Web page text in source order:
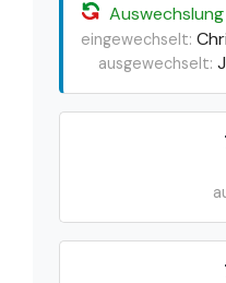
Auswechslung
eingewechselt:
ausgewechselt: